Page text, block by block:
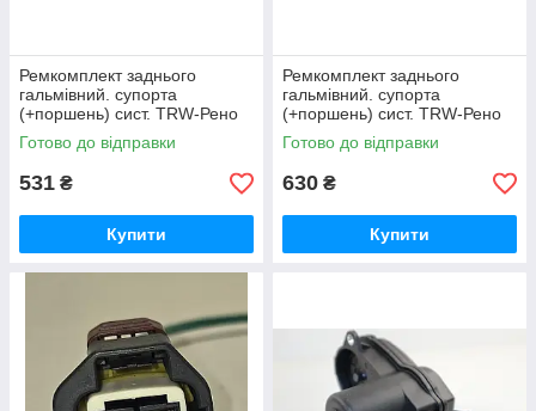
Ремкомплект заднього
гальмівний. супорта
(+поршень) сист. TRW-Рено
Меган III -> AUTOFREN
SEINSA (Іспанія) - D42446C
Готово до відправки
531 ₴
Купити
Ремкомплект заднього
гальмівний. супорта
(+поршень) сист. TRW-Рено
Меган III -> ERT (Іспанія) -
402492
Готово до відправки
630 ₴
Купити